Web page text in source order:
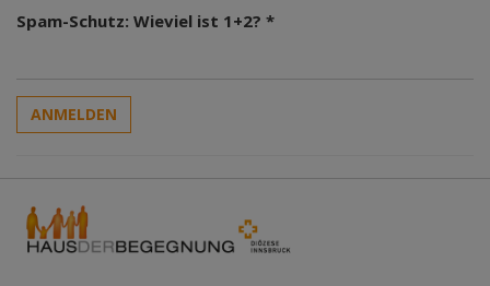
Spam-Schutz: Wieviel ist 1+2? *
ANMELDEN